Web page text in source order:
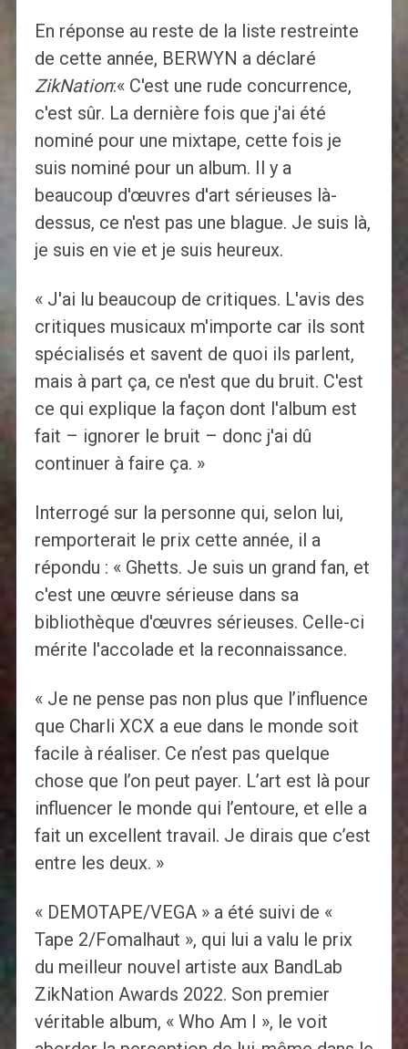
En réponse au reste de la liste restreinte
de cette année, BERWYN a déclaré
ZikNation:« C'est une rude concurrence,
c'est sûr. La dernière fois que j'ai été
nominé pour une mixtape, cette fois je
suis nominé pour un album. Il y a
beaucoup d'œuvres d'art sérieuses là-
dessus, ce n'est pas une blague. Je suis là,
je suis en vie et je suis heureux.
« J'ai lu beaucoup de critiques. L'avis des
critiques musicaux m'importe car ils sont
spécialisés et savent de quoi ils parlent,
mais à part ça, ce n'est que du bruit. C'est
ce qui explique la façon dont l'album est
fait – ignorer le bruit – donc j'ai dû
continuer à faire ça. »
Interrogé sur la personne qui, selon lui,
remporterait le prix cette année, il a
répondu : « Ghetts. Je suis un grand fan, et
c'est une œuvre sérieuse dans sa
bibliothèque d'œuvres sérieuses. Celle-ci
mérite l'accolade et la reconnaissance.
« Je ne pense pas non plus que l’influence
que Charli XCX a eue dans le monde soit
facile à réaliser. Ce n’est pas quelque
chose que l’on peut payer. L’art est là pour
influencer le monde qui l’entoure, et elle a
fait un excellent travail. Je dirais que c’est
entre les deux. »
« DEMOTAPE/VEGA » a été suivi de «
Tape 2/Fomalhaut », qui lui a valu le prix
du meilleur nouvel artiste aux BandLab
ZikNation Awards 2022. Son premier
véritable album, « Who Am I », le voit